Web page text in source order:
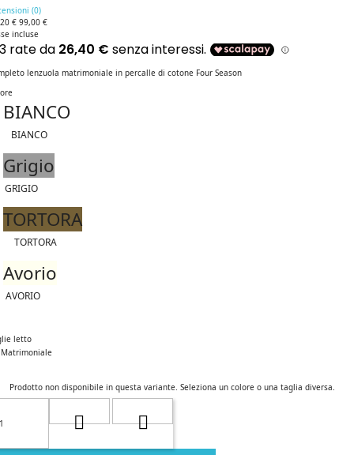
(0)
€ 99,00 €
incluse
lenzuola matrimoniale in percalle di cotone Four Season
BIANCO
BIANCO
Grigio
GRIGIO
TORTORA
TORTORA
Avorio
AVORIO
letto
Matrimoniale
Prodotto non disponibile in questa variante. Seleziona un colore o una taglia diversa.